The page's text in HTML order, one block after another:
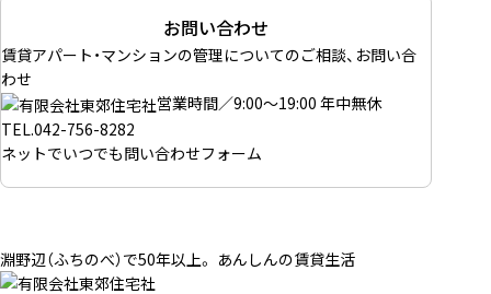
お問い合わせ
賃貸アパート・マンションの管理についてのご相談、お問い合
わせ
営業時間／9:00～19:00 年中無休
TEL.042-756-8282
ネットでいつでも問い合わせフォーム
淵野辺（ふちのべ）で50年以上。 あんしんの賃貸生活